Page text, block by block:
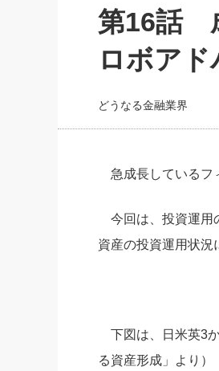
第153回「内需企業があっとい
う間にグローバル成長企業に」
FOOD & LIFE COMPANIES
強い会社を築く ビ
日本レーザー「人
(3)
武器としてのM&A入
社長のための“儲か
継続経営 百話百行
ロング
大復活
は(5)
第16話
ロボア
どうなる金融業界
急成長しているフ
今回は、投資運用
資産の投資運用状況
下図は、日米英3
る資産形成」より）